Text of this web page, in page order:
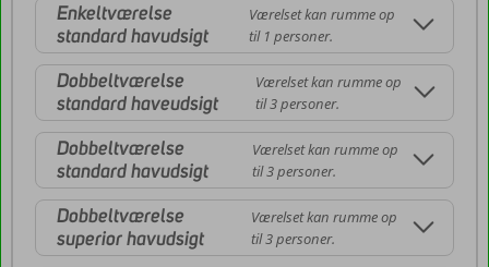
Enkeltværelse
standard havudsigt
Værelset kan rumme op
til 1 personer.
Dobbeltværelse
standard haveudsigt
Værelset kan rumme op
til 3 personer.
Dobbeltværelse
standard havudsigt
Værelset kan rumme op
til 3 personer.
Dobbeltværelse
superior havudsigt
Værelset kan rumme op
til 3 personer.